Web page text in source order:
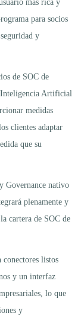
más rica y
para socios
y
de SOC de
Artificial
medidas
clientes adaptar
que su
Governance nativo
plenamente y
cartera de SOC de
listos
y un interfaz
lo que
y